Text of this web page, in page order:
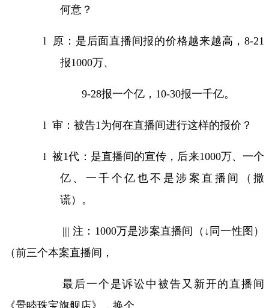
何意？
l 原：是后面直播间报的价格越来越高，8-21
报1000万、
9-28报一个亿， 10-30报一千亿。
l 审：被告1 为何在直播间进行这样的报价？
l 被1代：是直播间的宣传，后来1000万、一个
亿、一千个亿也不是涉案直播间（撒
谎）。
|||注： 1000万是涉案直播间（↓同一性图）
（前三个本案直播间，
最后一个是诉讼中被告又新开的直播间
《景睦珠宝旗舰店》，换个